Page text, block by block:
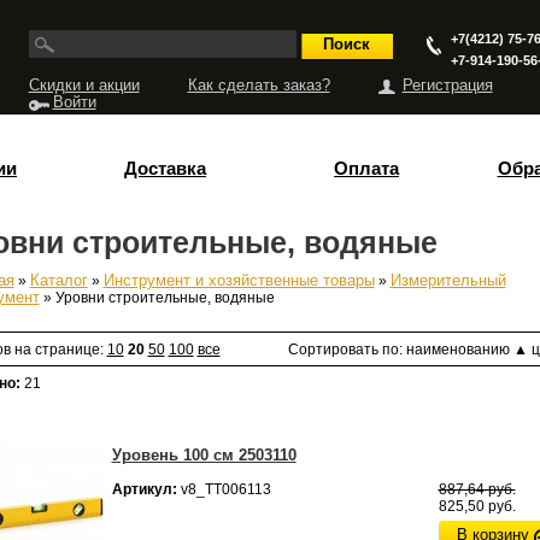
+7(4212) 75-
+7-914-190-
Скидки и акции Как сделать заказ?
Регистрация
Войти
Доставка Оплата
строительные, водяные
» Каталог» Инструмент и хозяйственные товары» Измерительный
» Уровни строительные, водяные
на странице: 10 20 50 100 все Сортировать по: наименованию ▲
21
Уровень 100 см 2503110
Артикул: v8_ТТ006113
887,64 руб.
825,50 руб.
В корзину